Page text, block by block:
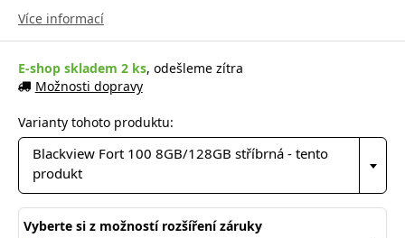
Více informací
E-shop skladem 2 ks, odešleme zítra
Možnosti dopravy
Varianty tohoto produktu:
Blackview Fort 100 8GB/128GB stříbrná - tento
produkt
Vyberte si z možností rozšíření záruky